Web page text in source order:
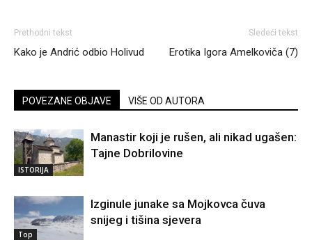
Prethodni tekst
Kako je Andrić odbio Holivud
Sledeći tekst
Erotika Igora Amelkoviča (7)
POVEZANE OBJAVE VIŠE OD AUTORA
ISTORIJA
Manastir koji je rušen, ali nikad ugašen:
Tajne Dobrilovine
Top
Izginule junake sa Mojkovca čuva
snijeg i tišina sjevera